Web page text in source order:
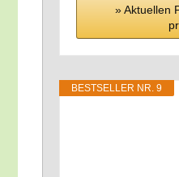
» Aktu­el­len
BEST­SEL­LER NR. 9